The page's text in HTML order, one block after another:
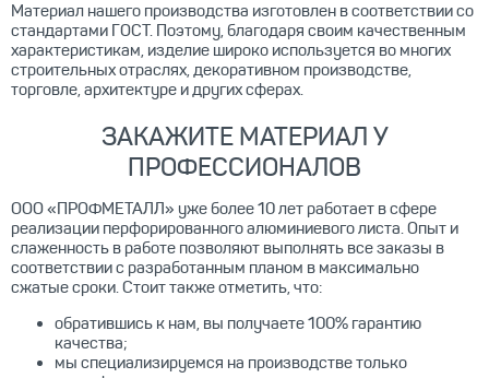
Материал нашего производства изготовлен в соответствии со
стандартами ГОСТ. Поэтому, благодаря своим качественным
характеристикам, изделие широко используется во многих
строительных отраслях, декоративном производстве,
торговле, архитектуре и других сферах.
ЗАКАЖИТЕ МАТЕРИАЛ У
ПРОФЕССИОНАЛОВ
ООО «ПРОФМЕТАЛЛ» уже более 10 лет работает в сфере
реализации перфорированного алюминиевого листа. Опыт и
слаженность в работе позволяют выполнять все заказы в
соответствии с разработанным планом в максимально
сжатые сроки. Стоит также отметить, что:
обратившись к нам, вы получаете 100% гарантию
качества;
мы специализируемся на производстве только